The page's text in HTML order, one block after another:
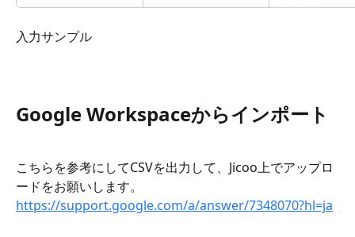
入力サンプル
Google Workspaceからインポート
こちらを参考にしてCSVを出力して、Jicoo上でアップロ
ードをお願いします。
https://support.google.com/a/answer/7348070?hl=ja